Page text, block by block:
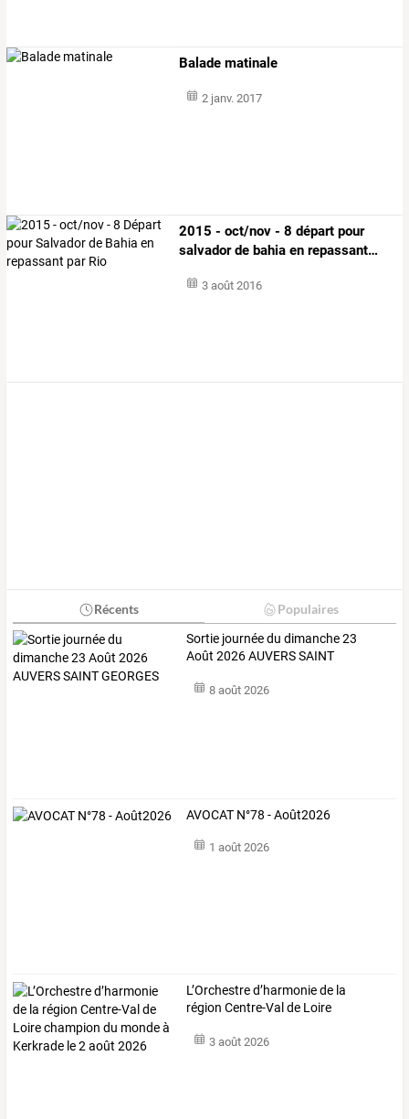
Balade matinale
2 janv. 2017
2015 - oct/nov - 8 départ pour
salvadorde bahia en repassant…
3 août 2016
Récents Populaires
Sortie journée du dimanche 23
Août 2026 AUVERS SAINT
8 août 2026
AVOCAT N°78 - Août2026
1 août 2026
L’Orchestred’harmoniede la
région Centre-Val de Loire
3 août 2026